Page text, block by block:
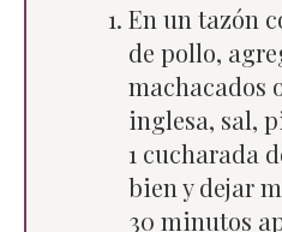
En un tazón
de pollo,
machacados
inglesa, sal,
1 cucharada
bien y dejar
30 minutos